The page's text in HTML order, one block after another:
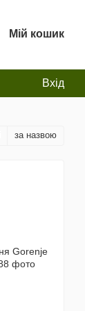
Мій кошик
Вхід
за назвою